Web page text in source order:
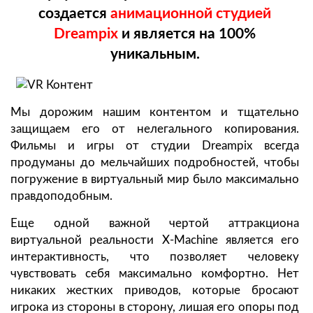
создается анимационной студией
Dreampix и является на 100%
уникальным.
Мы дорожим нашим контентом и тщательно
защищаем его от нелегального копирования.
Фильмы и игры от студии Dreampix всегда
продуманы до мельчайших подробностей, чтобы
погружение в виртуальный мир было максимально
правдоподобным.
Еще одной важной чертой аттракциона
виртуальной реальности X-Machine является его
интерактивность, что позволяет человеку
чувствовать себя максимально комфортно. Нет
никаких жестких приводов, которые бросают
игрока из стороны в сторону, лишая его опоры под